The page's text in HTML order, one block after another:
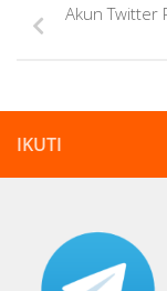
Akun Twitter
IKUTI